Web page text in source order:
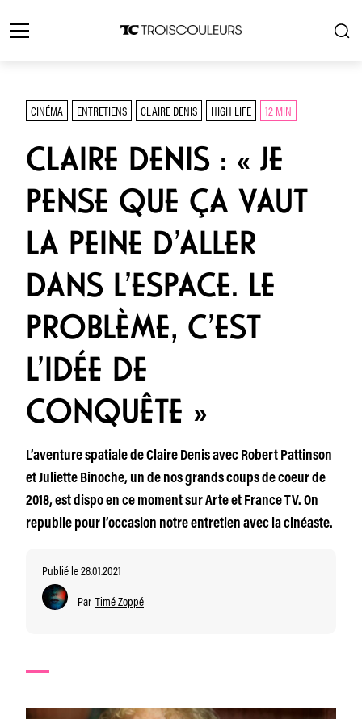
CINÉMA ENTRETIENS CLAIRE DENIS HIGH LIFE 12 MIN
CLAIRE DENIS : « JE
PENSE QUE ÇA VAUT
LA PEINE D’ALLER
DANS L’ESPACE. LE
PROBLÈME, C’EST
L’IDÉE DE
CONQUÊTE »
L’aventure spatiale de Claire Denis avec Robert Pattinson
et Juliette Binoche, un de nos grands coups de coeur de
2018, est dispo en ce moment sur Arte et France TV. On
republie pour l’occasion notre entretien avec la cinéaste.
Publié le 28.01.2021
Par Timé Zoppé